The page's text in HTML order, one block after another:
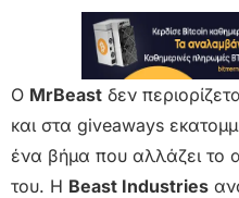
Ο MrBeast δεν
και στα giveaways
ένα βήμα που αλλάζει
του. Η Beast Industries